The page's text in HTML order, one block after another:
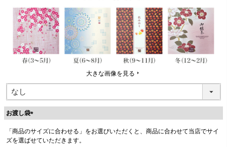
)
大きな画像を見る
お渡し袋
必
須
「商品のサイズに合わせる」をお選びいただくと、商品に合わせて当店でサイ
ズを選ばせていただきます。